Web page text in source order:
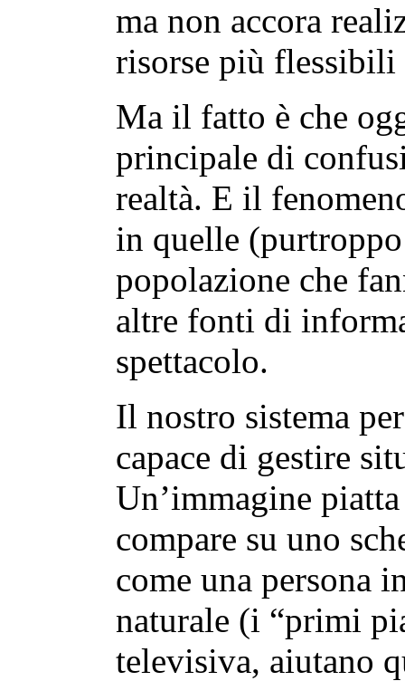
ma non accora
risorse più flessibili
Ma il fatto è che
principale di
realtà. E il
in quelle
popolazione che
altre fonti di
spettacolo.
Il nostro sistema
capace di gestire
Un’immagine
compare su uno
come una persona
naturale (i “primi
televisiva, aiutano